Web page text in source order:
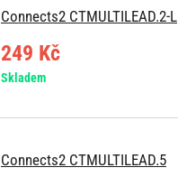
Connects2 CTMULTILEAD.2-L
249 Kč
Skladem
Connects2 CTMULTILEAD.5